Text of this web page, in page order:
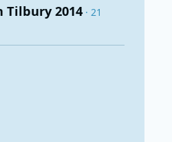
Tilbury 2014 · 21